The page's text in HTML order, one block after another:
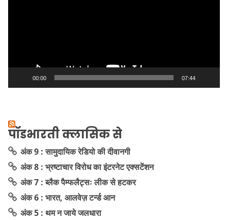
00:00 07:44
पॉडभारती क्लासिक से
अंक 9 : सामुदायिक रेडियो की दीवानगी
अंक 8 : भ्रष्टाचार विरोध का इंटरनेट एक्सटेंशन
अंक 7 : ब्लैक पैम्फलैट्सः लीक से हटकर
अंक 6 : भारत, आलवेज़ टर्न्ड आन
अंक 5 : थम न जाये जलधारा